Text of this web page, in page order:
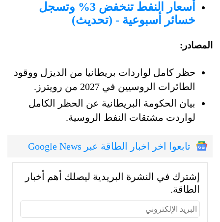
أسعار النفط تنخفض 3% وتسجل
خسائر أسبوعية - (تحديث)
المصادر:
حظر كامل لواردات بريطانيا من الديزل ووقود
الطائرات الروسيين في 2027 من رويترز.
بيان الحكومة البريطانية عن الحظر الكامل
لواردت مشتقات النفط الروسية.
تابعوا اخر اخبار الطاقة عبر Google News
إشترك في النشرة البريدية ليصلك أهم أخبار
الطاقة.